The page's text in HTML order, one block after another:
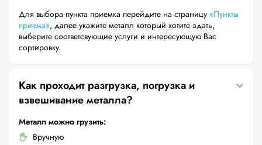
Для выбора пункта приемка перейдите на страницу «Пункты
приема», далее укажите металл который хотите здать,
выберите соответсвующие услуги и интересующую Вас
сортировку.
Как проходит разгрузка, погрузка и
взвешивание металла?
Металл можно грузить:
Вручную